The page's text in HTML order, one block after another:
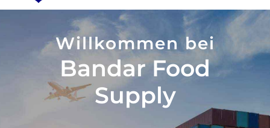
Willkommen bei
Bandar Food
Supply